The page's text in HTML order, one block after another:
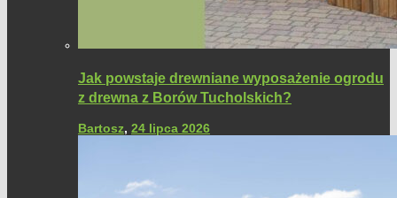
Jak powstaje drewniane wyposażenie ogrodu
z drewna z Borów Tucholskich?
Bartosz, 24 lipca 2026